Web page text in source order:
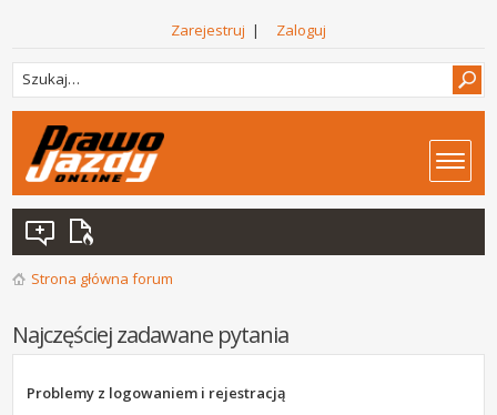
Zarejestruj | Zaloguj
Strona główna forum
Najczęściej zadawane pytania
Problemy z logowaniem i rejestracją